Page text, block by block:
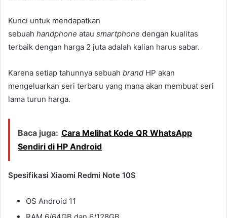
Kunci untuk mendapatkan
sebuah handphone atau smartphone dengan kualitas
terbaik dengan harga 2 juta adalah kalian harus sabar.
Karena setiap tahunnya sebuah brand HP akan
mengeluarkan seri terbaru yang mana akan membuat seri
lama turun harga.
Baca juga: Cara Melihat Kode QR WhatsApp
Sendiri di HP Android
Spesifikasi Xiaomi Redmi Note 10S
OS Android 11